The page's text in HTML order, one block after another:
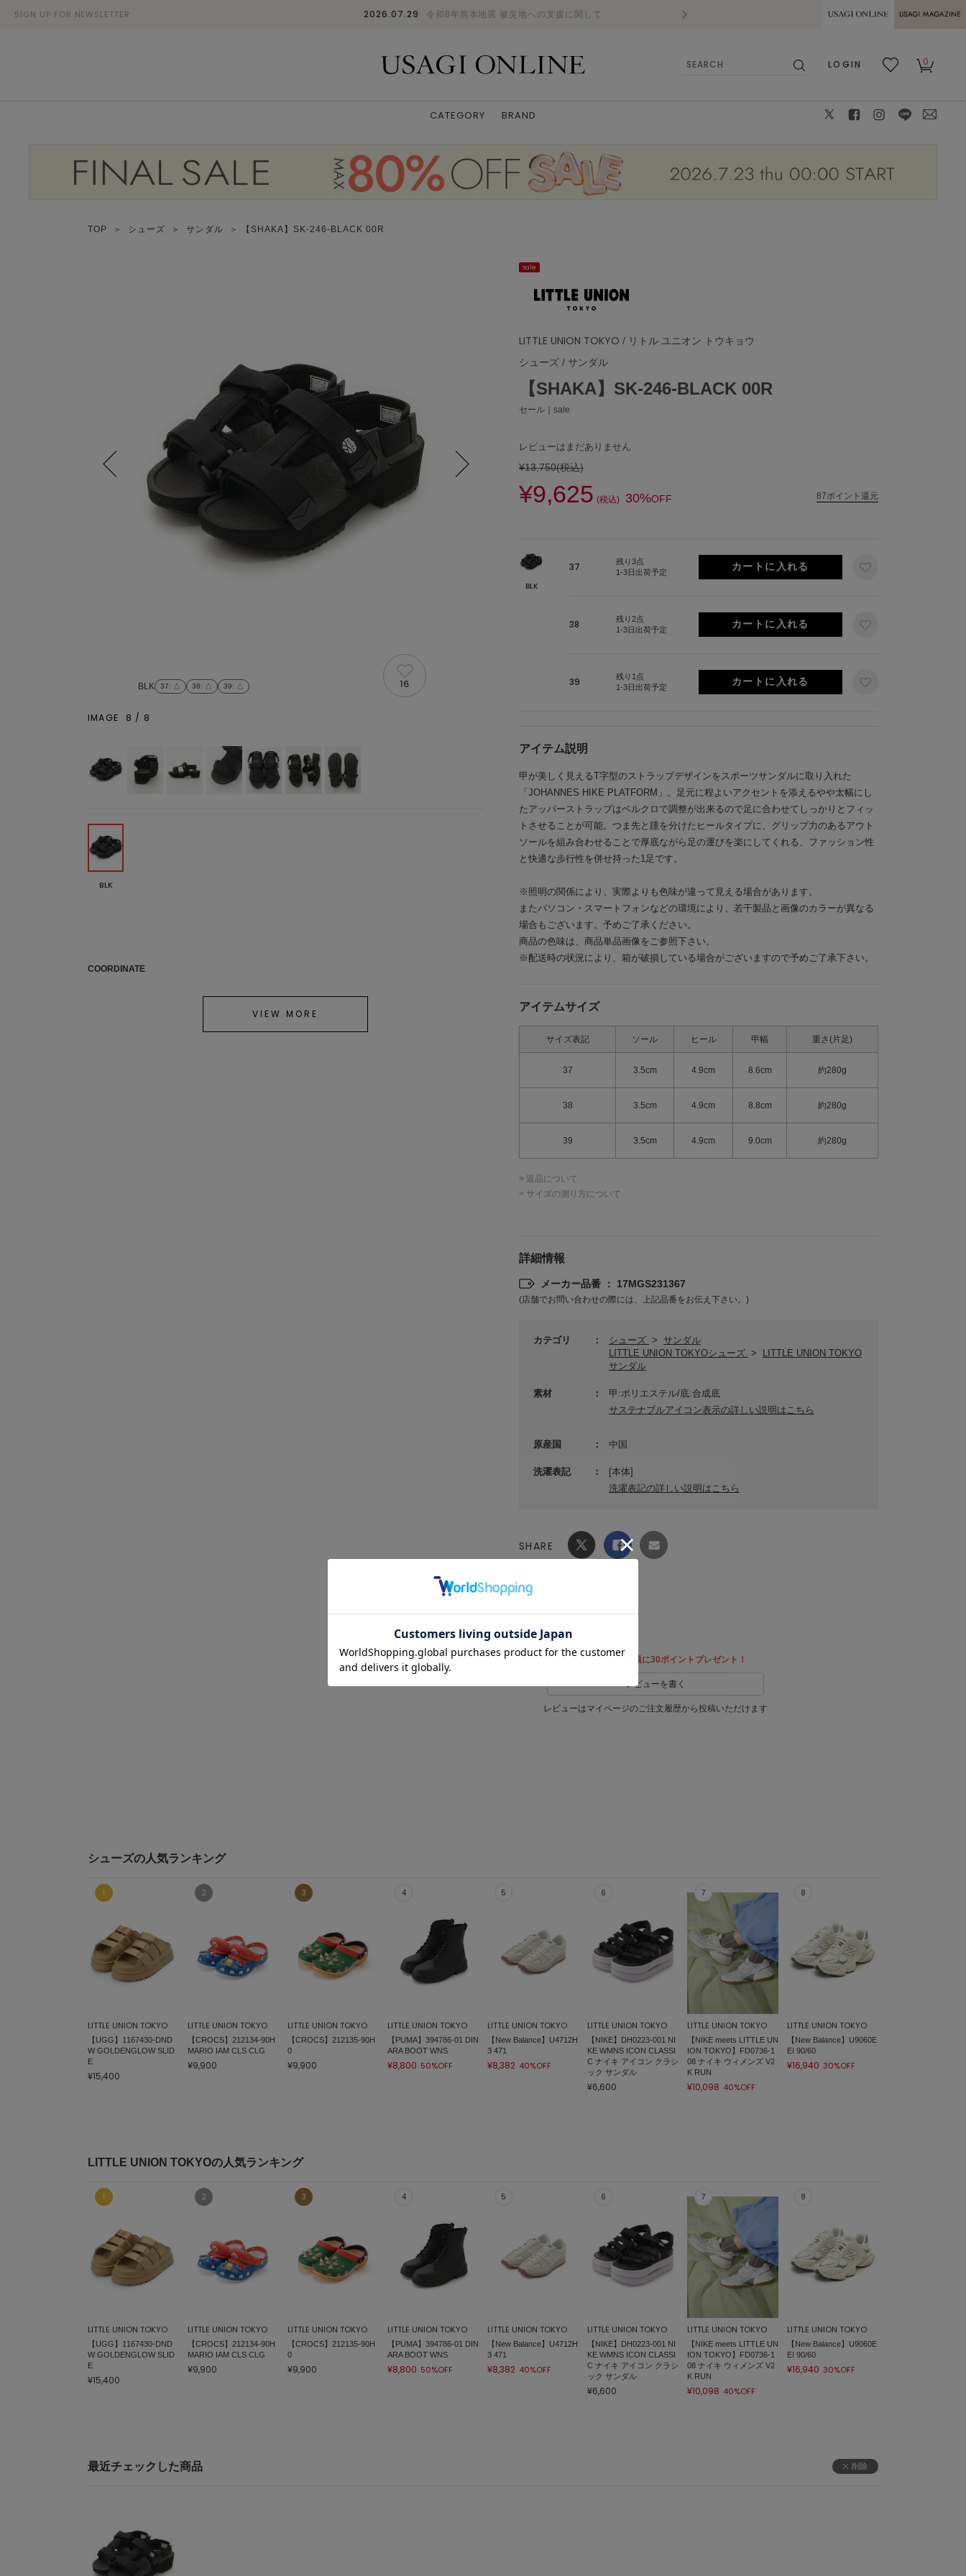
SIGN UP FOR NEWSLETTER 2026.07.29 令和8年熊本地震 被災地への支援に関して 熊本県熊本地方を震源とする地震の影響に
MAGAZINE
LOGIN
0
CATEGORY BRAND
TOP ＞ シューズ ＞ サンダル ＞ 【SHAKA】SK-246-BLACK 00R
sale
LITTLE UNION TOKYO / リトル ユニオン トウキョウ
シューズ / サンダル
【SHAKA】SK-246-BLACK 00R
セール｜sale
レビューはまだありません
¥13,750(税込)
¥9,625 (税込) 30%OFF 87ポイント還元
BLK
37
残り3点
1-3日出荷予定
38
残り2点
1-3日出荷予定
39
残り1点
1-3日出荷予定
アイテム説明
甲が美しく見えるT字型のストラップデザインをスポーツサンダルに取り入れた
「JOHANNES HIKE PLATFORM」。足元に程よいアクセントを添えるやや太幅にし
たアッパーストラップはベルクロで調整が出来るので足に合わせてしっかりとフィッ
トさせることが可能。つま先と踵を分けたヒールタイプに、グリップ力のあるアウト
ソールを組み合わせることで厚底ながら足の運びを楽にしてくれる、ファッション性
と快適な歩行性を併せ持った1足です。
※照明の関係により、実際よりも色味が違って見える場合があります。
またパソコン・スマートフォンなどの環境により、若干製品と画像のカラーが異なる
場合もございます。予めご了承ください。
商品の色味は、商品単品画像をご参照下さい。
※配送時の状況により、箱が破損している場合がございますので予めご了承下さい。
アイテムサイズ
サイズ表記 ソール ヒール 甲幅 重さ(片足)
37 3.5cm 4.9cm 8.6cm 約280g
38 3.5cm 4.9cm 8.8cm 約280g
39 3.5cm 4.9cm 9.0cm 約280g
> 返品について
> サイズの測り方について
詳細情報
メーカー品番 ： 17MGS231367
(店舗でお問い合わせの際には、上記品番をお伝え下さい。)
カテゴリ シューズ >
サンダル
LITTLE UNION TOKYOシューズ >
LITTLE UNION TOKYO
サンダル
素材
甲:ポリエステル/底:合成底
サステナブルアイコン表示の詳しい説明はこちら
原産国 中国
洗濯表記
[本体]
洗濯表記の詳しい説明はこちら
SHARE
facebook
BLK 37: △ 38: △ 39: △ 16
IMAGE 8 / 8
BLK
COORDINATE
VIEW MORE
レビュー投稿で全員に30ポイントプレゼント！
レビューを書く
レビューはマイページのご注文履歴から投稿いただけます
シューズの人気ランキング
LITTLE UNION TOKYO
【UGG】1167430-DND
W GOLDENGLOW SLID
E
¥15,400
LITTLE UNION TOKYO
【CROCS】212134-90H
MARIO IAM CLS CLG
¥9,900
LITTLE UNION TOKYO
【CROCS】212135-90H
0
¥9,900
LITTLE UNION TOKYO
【PUMA】394786-01 DIN
ARA BOOT WNS
¥8,800 50%OFF
LITTLE UNION TOKYO
【New Balance】U4712H
3 471
¥8,382 40%OFF
LITTLE UNION TOKYO
【NIKE】DH0223-001 NI
KE WMNS ICON CLASSI
C ナイキ アイコン クラシ
ック サンダル
¥6,600
LITTLE UNION TOKYO
【NIKE meets LITTLE UN
ION TOKYO】FD0736-1
08 ナイキ ウィメンズ V2
K RUN
¥10,098 40%OFF
LITTLE UNION TOKYO
【New Balance】U9060E
EI 90/60
¥16,940 30%OFF
LITTLE UNION TOKYOの人気ランキング
LITTLE UNION TOKYO
【UGG】1167430-DND
W GOLDENGLOW SLID
E
¥15,400
LITTLE UNION TOKYO
【CROCS】212134-90H
MARIO IAM CLS CLG
¥9,900
LITTLE UNION TOKYO
【CROCS】212135-90H
0
¥9,900
LITTLE UNION TOKYO
【PUMA】394786-01 DIN
ARA BOOT WNS
¥8,800 50%OFF
LITTLE UNION TOKYO
【New Balance】U4712H
3 471
¥8,382 40%OFF
LITTLE UNION TOKYO
【NIKE】DH0223-001 NI
KE WMNS ICON CLASSI
C ナイキ アイコン クラシ
ック サンダル
¥6,600
LITTLE UNION TOKYO
【NIKE meets LITTLE UN
ION TOKYO】FD0736-1
08 ナイキ ウィメンズ V2
K RUN
¥10,098 40%OFF
LITTLE UNION TOKYO
【New Balance】U9060E
EI 90/60
¥16,940 30%OFF
最近チェックした商品 削除